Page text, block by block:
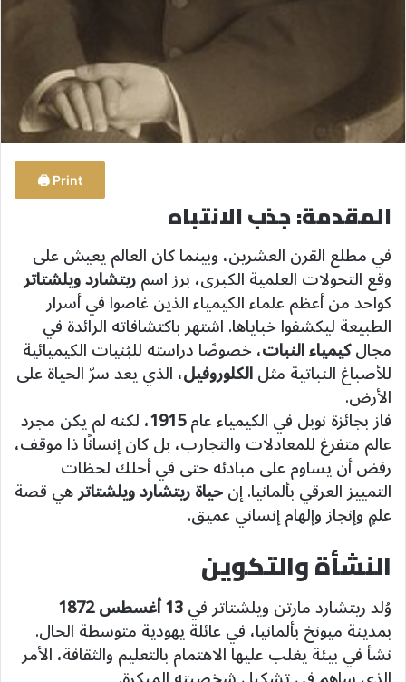
Print 🖨
المقدمة: جذب الانتباه
في مطلع القرن العشرين، وبينما كان العالم يعيش على
وقع التحولات العلمية الكبرى، برز اسمريتشارد ويلشتاتر
كواحد من أعظم علماء الكيمياء الذين غاصوا في أسرار
الطبيعة ليكشفوا خباياها. اشتهر باكتشافاته الرائدة في
مجالكيمياء النبات، خصوصًا دراسته للبُنيات الكيميائية
للأصباغ النباتية مثلالكلوروفيل، الذي يعد سرّ الحياة على
الأرض.
فاز بجائزة نوبل في الكيمياء عام1915، لكنه لم يكن مجرد
عالم متفرغ للمعادلات والتجارب، بل كان إنسانًا ذا موقف،
رفض أن يساوم على مبادئه حتى في أحلك لحظات
التمييز العرقي بألمانيا. إنحياة ريتشارد ويلشتاترهي قصة
علمٍ وإنجاز وإلهام إنساني عميق.
النشأة والتكوين
وُلد ريتشارد مارتن ويلشتاتر في13 أغسطس 1872
بمدينة ميونخ بألمانيا، في عائلة يهودية متوسطة الحال.
نشأ في بيئة يغلب عليها الاهتمام بالتعليم والثقافة، الأمر